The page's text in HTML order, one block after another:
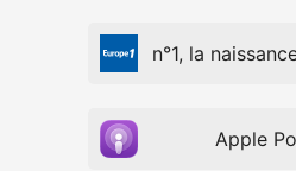
Associé n°1, la
Apple